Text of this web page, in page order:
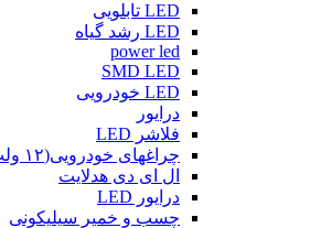
LED تابلویی
LED رشد گیاه
power led
SMD LED
LED خودرویی
درایور
فلاشر LED
چراغهای خودرویی(۱۲ ولت DC)
ال ای دی هدلایت
درایور LED
چسب و خمیر سیلیکونی